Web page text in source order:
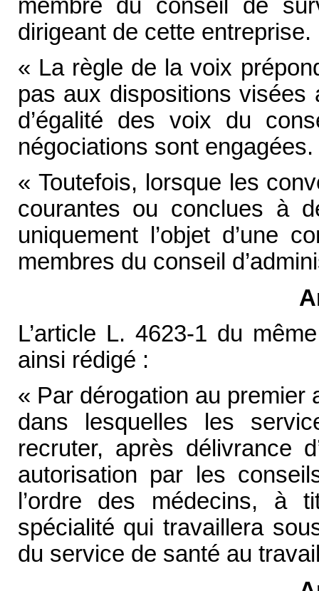
membre du conseil de
dirigeant de cette entreprise.
« La règle de la voix
pas aux dispositions
d’égalité des voix du
négociations sont engagées.
« Toutefois, lorsque les
courantes ou conclues à
uniquement l’objet d’une
membres du conseil
L’article L. 4623-1 du
ainsi rédigé :
« Par dérogation au premier
dans lesquelles les
recruter, après délivrance
autorisation par les
l’ordre des médecins, à
spécialité qui travaillera
du service de santé au